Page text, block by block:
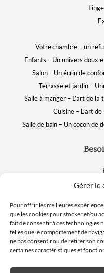
Gérer le
Pour offrir les meilleures
que les cookies pour stocker et/ou
fait de consentir à ces technologies
telles que le comportement de
ne pas consentir ou de retirer son
certaines caractéristiques et
Votre chambre – un
Enfants – Un univers doux
Salon – Un écrin de
Terrasse et jardin –
Salle à manger – L’art de
Cuisine – L’art
Salle de bain – Un cocon de